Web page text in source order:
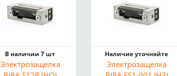
В наличии 7 шт
Электрозащелка
Наличие уточняйте
Электрозащелка